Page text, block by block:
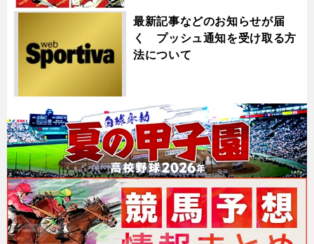
最新記事などのお知らせが届
く プッシュ通知を受け取る方
法について